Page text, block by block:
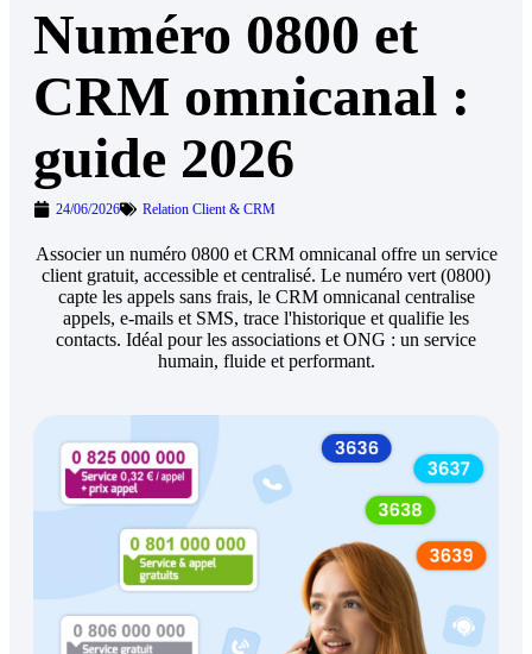
Numéro 0800 et
CRM omnicanal :
guide 2026
24/06/2026 Relation Client & CRM
Associer un numéro 0800 et CRM omnicanal offre un service
client gratuit, accessible et centralisé. Le numéro vert (0800)
capte les appels sans frais, le CRM omnicanal centralise
appels, e-mails et SMS, trace l'historique et qualifie les
contacts. Idéal pour les associations et ONG : un service
humain, fluide et performant.